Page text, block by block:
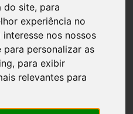
do site, para
experiência no
nos nossos
personalizar as
, para exibir
relevantes para